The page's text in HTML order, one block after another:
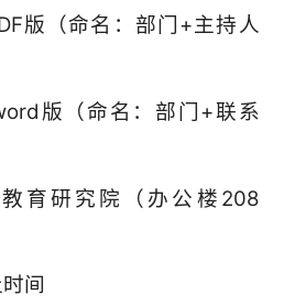
版（命名：部门+主持人
版（命名：部门+联系
育研究院（办公楼208
间